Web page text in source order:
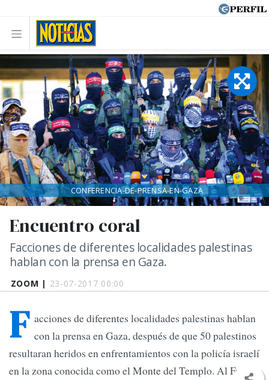
ZOOM | 23-07-2017 00:00
Encuentro coral
Facciones de diferentes localidades palestinas
hablan con la prensa en Gaza.
CONFERENCIA-DE-PRENSA-EN-GAZA
F acciones de diferentes localidades palestinas hablan
con la prensa en Gaza, después de que 50 palestinos
resultaran heridos en enfrentamientos con la policía israelí
en la zona conocida como el Monte del Templo. Al Fatah,